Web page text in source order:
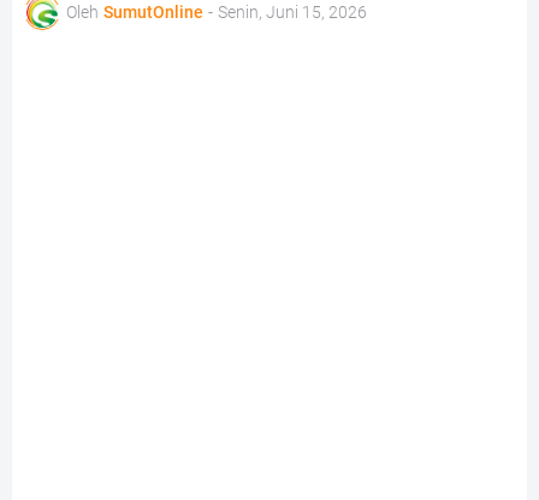
Oleh SumutOnline - Senin, Juni 15, 2026